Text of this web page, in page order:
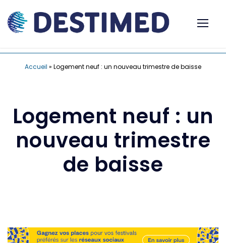
Accueil » Logement neuf : un nouveau trimestre de baisse
Logement neuf : un
nouveau trimestre
de baisse